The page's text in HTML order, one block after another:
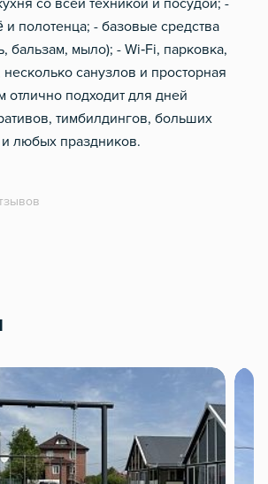
со всей техникой и посудой; -
и полотенца; - базовые средства
бальзам, мыло); - Wi‑Fi, парковка,
санузлов и просторная
отлично подходит для дней
тимбилдингов, больших
любых праздников.